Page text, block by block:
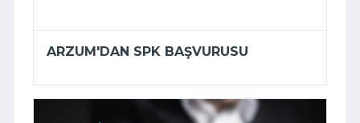
ARZUM'DAN SPK BAŞVURUSU